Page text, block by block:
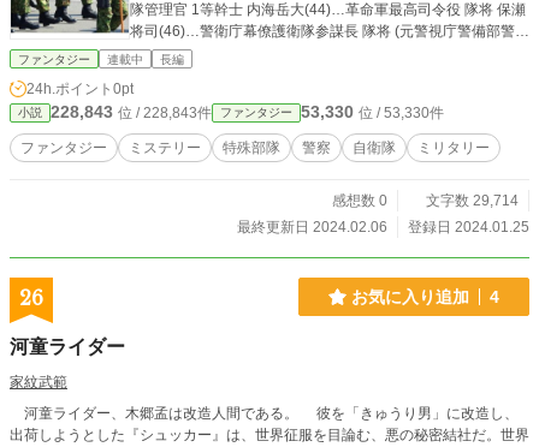
隊管理官 1等幹士 内海岳大(44)…革命軍最高司令役 隊将 保瀬
将司(46)…警衛庁幕僚護衛隊参謀長 隊将 (元警視庁警備部警護
課第4係長 警視) 中将一郎(47)…警衛庁市ヶ谷駐屯地司令 隊将
7)…警衛庁市ヶ谷駐屯地副司令 将補 緋鷺徹哉(36)…警衛庁幕
僚官房室理事官 隊将(元関東管区警察局総務監察部所属) 中堂
純一(48)…警衛庁2代目幕僚総監(元警察庁長官官房総括審議
官)
ファンタジー 連載中 長編
24h.ポイント 0pt
小説 228,843 位 / 228,843件 ファンタジー 53,330 位 / 53,330件
ファンタジー ミステリー 特殊部隊 警察 自衛隊 ミリタリー
感想数 0
文字数 29,714
最終更新日 2024.02.06
登録日 2024.01.25
26 お気に入り追加 4
河童ライダー
家紋武範
河童ライダー、木郷孟は改造人間である。 彼を「きゅうり男」に改造し、
出荷しようとした『シュッカー』は、世界征服を目論む、悪の秘密結社だ。世界